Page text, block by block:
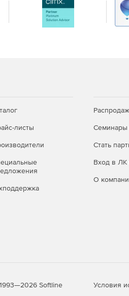
10, 8.1 и Windows 7.
листы Семинары
Стать
Вход в ЛК
О
Softline Условия